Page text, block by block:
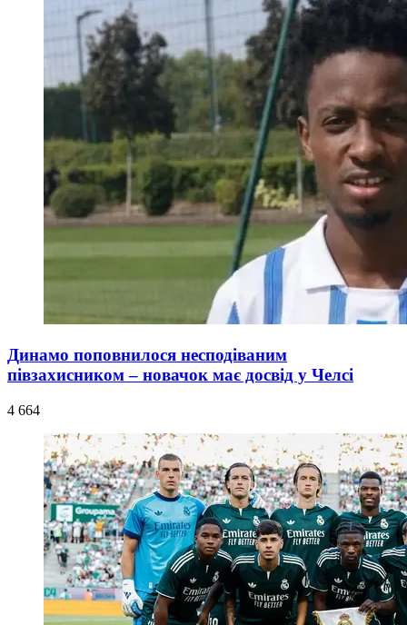
Динамо поповнилося несподіваним
півзахисником – новачок має досвід у Челсі
4 664